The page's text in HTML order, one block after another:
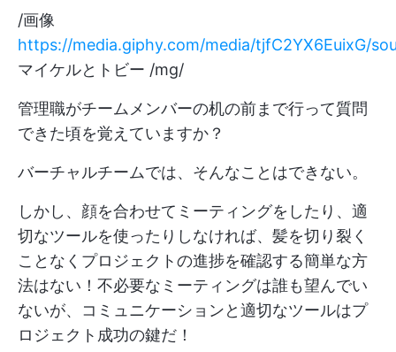
/画像
https://media.giphy.com/media/tjfC2YX6EuixG/
マイケルとトビー /mg/
管理職がチームメンバーの机の前まで行って質問
できた頃を覚えていますか？
バーチャルチームでは、そんなことはできない。
しかし、顔を合わせてミーティングをしたり、適
切なツールを使ったりしなければ、髪を切り裂く
ことなくプロジェクトの進捗を確認する簡単な方
法はない！不必要なミーティングは誰も望んでい
ないが、コミュニケーションと適切なツールはプ
ロジェクト成功の鍵だ！